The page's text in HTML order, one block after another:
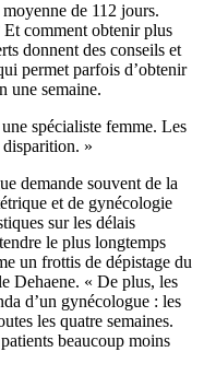
de 112 jours.
comment obtenir plus
donnent des conseils et
permet parfois d’obtenir
une semaine.
spécialiste femme. Les
»
demande souvent de la
et de gynécologie
sur les délais
le plus longtemps
un frottis de dépistage du
Dehaene. « De plus, les
d’un gynécologue : les
les quatre semaines.
beaucoup moins